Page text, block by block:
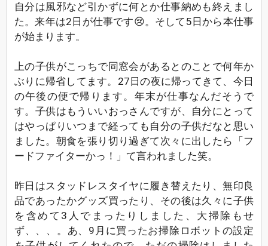
自分は風邪など引かずに何とか仕事納めも終えまし
た。来年は2日が仕事です😢。そして5日から本仕事
が始まります。
上の子供がこっちで同窓会があるとのことで何年か
ぶりに帰省してます。27日の夜に帰ってきて、今日
の午後の便で帰ります。年末が仕事なんだそうで
す。子供はもういいおっさんですが、自分にとって
はやっぱりいつまで経っても自分の子供だなと思い
ました。朝食を張り切り過ぎて次々に出したら「フ
ードファイターかっ！」て言われました笑。
昨日はスタッドレスタイヤに履き替えたり、無印良
品であったかグッズ買ったり、その後は久々に子供
を含めて3人でまったりしました、大掃除もせ
ず、、、。あ、9月に買ったお掃除ロボットの設定